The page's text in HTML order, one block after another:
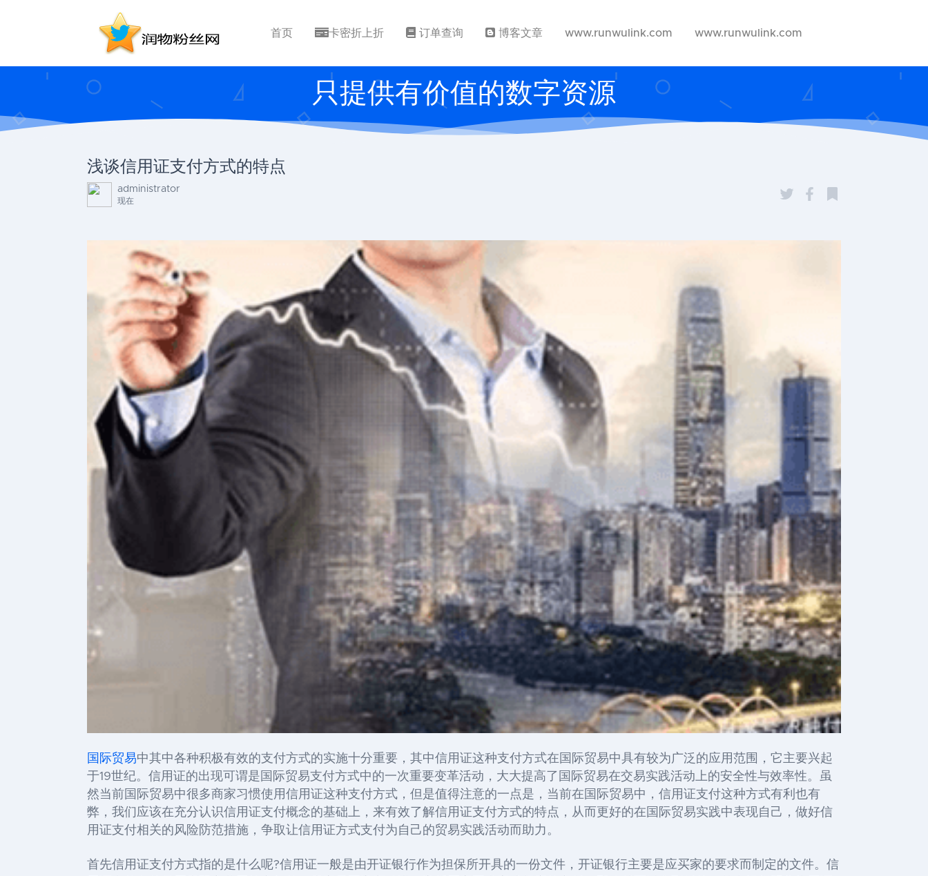
首页 卡密折上折 订单查询 博客文章 www.runwulink.com www.runwulink.com
只提供有价值的数字资源
浅谈信用证支付方式的特点
administrator
现在
国际贸易中其中各种积极有效的支付方式的实施十分重要，其中信用证这种支付方式在国际贸易中具有较为广泛的应用范围，它主要兴起
于19世纪。信用证的出现可谓是国际贸易支付方式中的一次重要变革活动，大大提高了国际贸易在交易实践活动上的安全性与效率性。虽
然当前国际贸易中很多商家习惯使用信用证这种支付方式，但是值得注意的一点是，当前在国际贸易中，信用证支付这种方式有利也有
弊，我们应该在充分认识信用证支付概念的基础上，来有效了解信用证支付方式的特点，从而更好的在国际贸易实践中表现自己，做好信
用证支付相关的风险防范措施，争取让信用证方式支付为自己的贸易实践活动而助力。
首先信用证支付方式指的是什么呢?信用证一般是由开证银行作为担保所开具的一份文件，开证银行主要是应买家的要求而制定的文件。信